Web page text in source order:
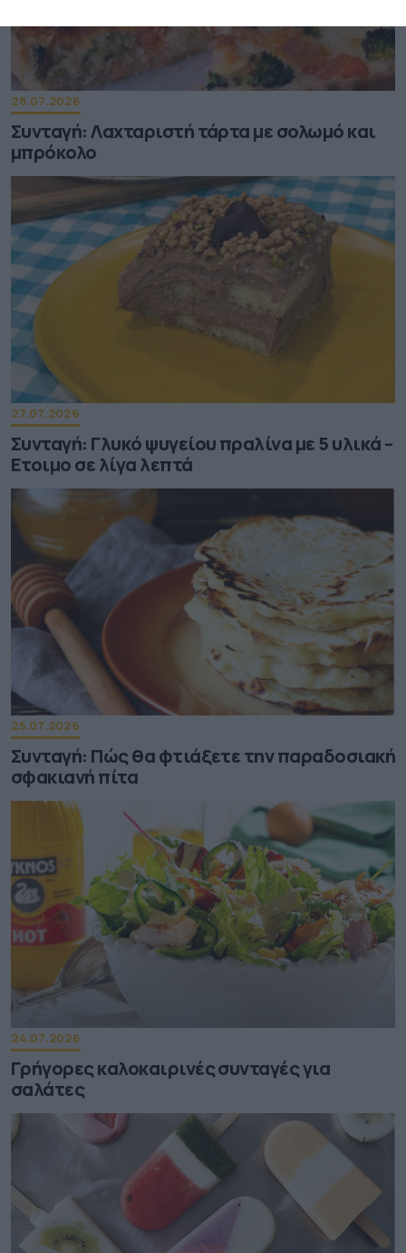
28.07.2026
Συνταγή: Λαχταριστή τάρτα με σολωμό και
μπρόκολο
27.07.2026
Συνταγή: Γλυκό ψυγείου πραλίνα με 5 υλικά –
Ετοιμο σε λίγα λεπτά
25.07.2026
Συνταγή: Πώς θα φτιάξετε την παραδοσιακή
σφακιανή πίτα
24.07.2026
Γρήγορες καλοκαιρινές συνταγές για
σαλάτες